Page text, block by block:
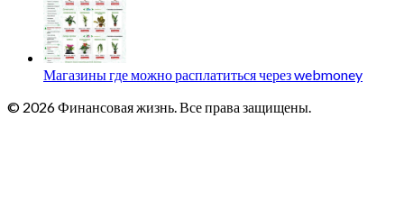
Магазины где можно расплатиться через webmoney
© 2026 Финансовая жизнь. Все права защищены.